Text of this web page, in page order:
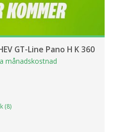
GT-Line Pano H K 360
månadskostnad
(8)